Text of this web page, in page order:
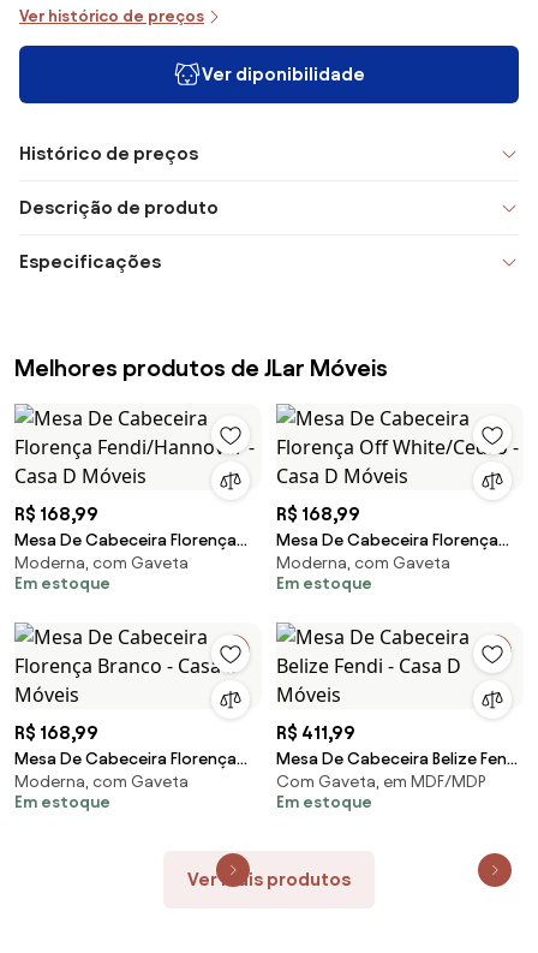
Ver histórico de preços
Ver diponibilidade
Histórico de preços
Descrição de produto
Especificações
Melhores produtos de JLar Móveis
R$ 168,99
Mesa De Cabeceira Florença
Fendi/Hannover - Casa D
Móveis
Moderna, com Gaveta
Em estoque
R$ 168,99
Mesa De Cabeceira Florença
Off White/Cedro - Casa D
Móveis
Moderna, com Gaveta
Em estoque
R$ 168,99
Mesa De Cabeceira Florença
Branco - Casa D Móveis
Moderna, com Gaveta
Em estoque
R$ 411,99
Mesa De Cabeceira Belize Fendi
- Casa D Móveis
Com Gaveta, em MDF/MDP
Em estoque
Ver mais produtos